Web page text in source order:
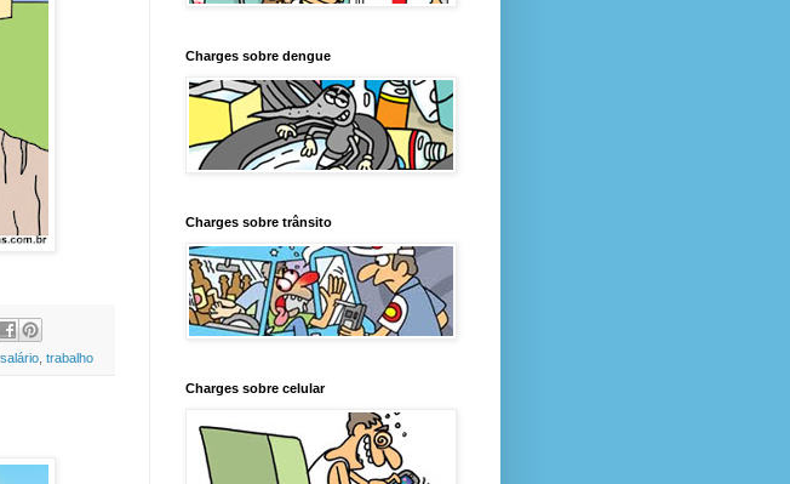
salário, trabalho
Charges sobre dengue
Charges sobre trânsito
Charges sobre celular